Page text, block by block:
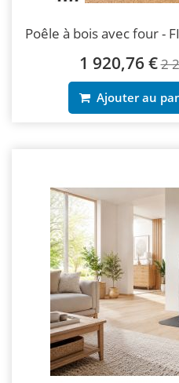
Poêle à bois avec four -
1 920,76 €2
Ajouter au